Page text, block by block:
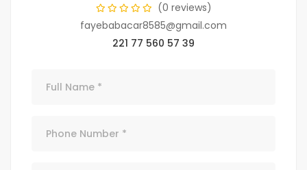
(0 reviews)
fayebabacar8585@gmail.com
221 77 560 57 39